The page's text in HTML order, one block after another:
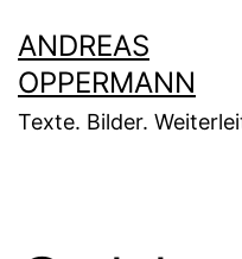
Inhalt
springen
ANDREAS
OPPERMANN
Texte. Bilder.